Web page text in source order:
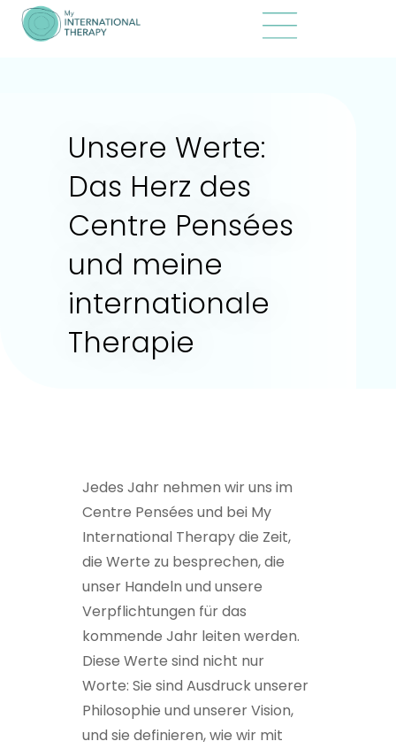
Unsere Werte:
Das Herz des
Centre Pensées
und meine
internationale
Therapie
Jedes Jahr nehmen wir uns im
Centre Pensées und bei My
International Therapy die Zeit,
die Werte zu besprechen, die
unser Handeln und unsere
Verpflichtungen für das
kommende Jahr leiten werden.
Diese Werte sind nicht nur
Worte: Sie sind Ausdruck unserer
Philosophie und unserer Vision,
und sie definieren, wie wir mit